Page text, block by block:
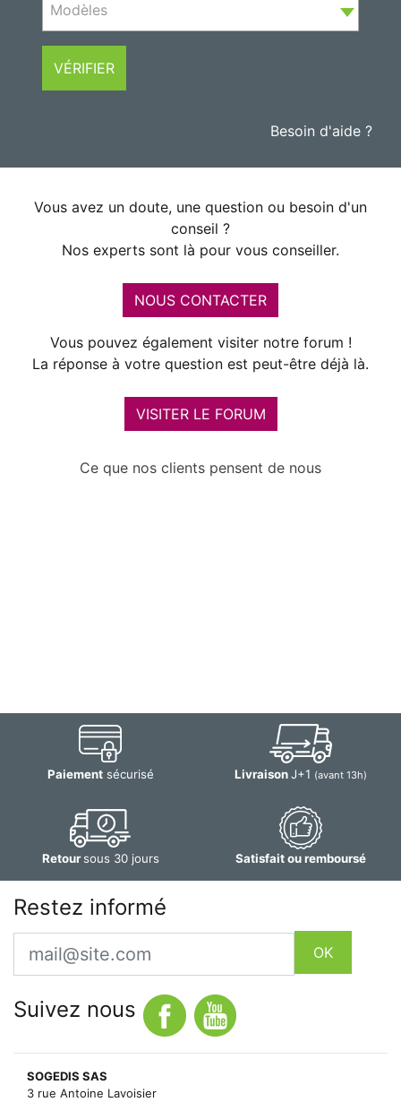
Modèles
VÉRIFIER
Besoin d'aide ?
Vous avez un doute, une question ou besoin d'un
conseil ?
Nos experts sont là pour vous conseiller.
NOUS CONTACTER
Vous pouvez également visiter notre forum !
La réponse à votre question est peut-être déjà là.
VISITER LE FORUM
Ce que nos clients pensent de nous
Paiementsécurisé LivraisonJ+1 (avant 13h)
Retoursous 30 jours Satisfait ou remboursé
Restez informé
Email
OK
Suivez nous
SOGEDIS SAS
3 rue Antoine Lavoisier